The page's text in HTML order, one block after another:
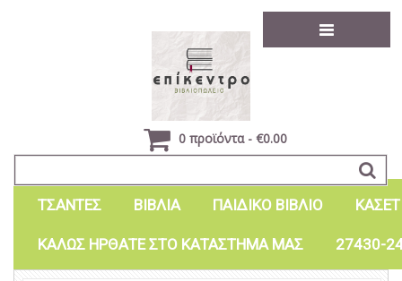
0 προϊόντα - €0.00
ΤΣΑΝΤΕΣ ΒΙΒΛΙΑ ΠΑΙΔΙΚΟ ΒΙΒΛΙΟ
ΚΑΛΩΣ ΗΡΘΑΤΕ ΣΤΟ ΚΑΤΑΣΤΗΜΑ ΜΑΣ 27430-